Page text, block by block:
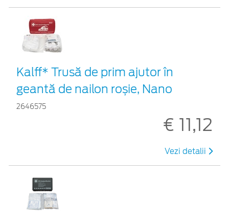
Kalff* Trusă de prim ajutor în
geantă de nailon roșie, Nano
2646575
€ 11,12
Vezi detalii